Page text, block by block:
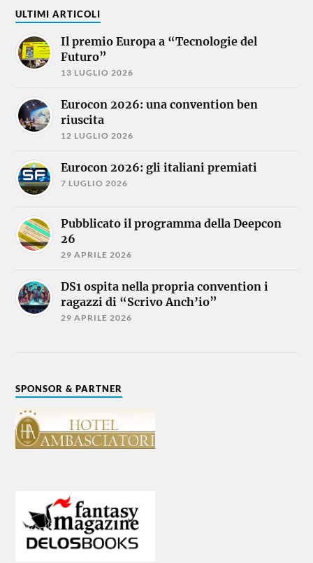
ULTIMI ARTICOLI
Il premio Europa a “Tecnologie del
Futuro”
13 LUGLIO 2026
Eurocon 2026: una convention ben
riuscita
12 LUGLIO 2026
Eurocon 2026: gli italiani premiati
7 LUGLIO 2026
Pubblicato il programma della Deepcon
26
29 APRILE 2026
DS1 ospita nella propria convention i
ragazzi di “Scrivo Anch’io”
29 APRILE 2026
SPONSOR & PARTNER